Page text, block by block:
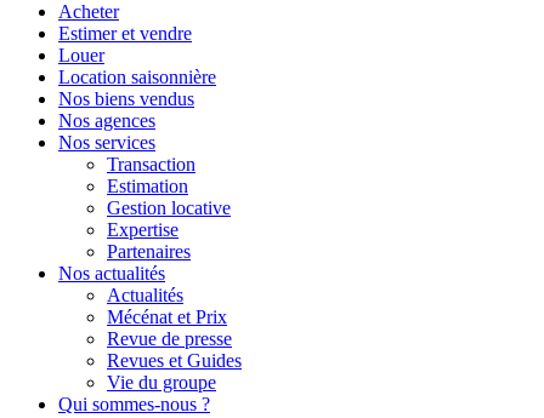
Acheter
Estimer et vendre
Louer
Location saisonnière
Nos biens vendus
Nos agences
Nos services
Transaction
Estimation
Gestion locative
Expertise
Partenaires
Nos actualités
Actualités
Mécénat et Prix
Revue de presse
Revues et Guides
Vie du groupe
Qui sommes-nous ?